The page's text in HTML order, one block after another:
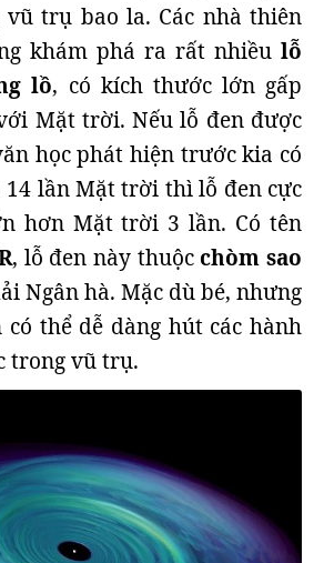
vũ trụ bao la. Các nhà thiên
khám phá ra rất nhiều lỗ
lồ, có kích thước lớn gấp
Mặt trời. Nếu lỗ đen được
học phát hiện trước kia có
lần Mặt trời thì lỗ đen cực
hơn Mặt trời 3 lần. Có tên
, lỗ đen này thuộc chòm sao
Ngân hà. Mặc dù bé, nhưng
có thể dễ dàng hút các hành
trong vũ trụ.